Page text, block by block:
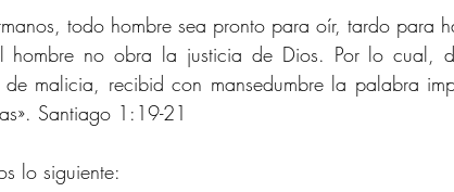
todo hombre sea pronto para oír, tardo para
hombre no obra la justicia de Dios. Por lo cual,
malicia, recibid con mansedumbre la palabra
Santiago 1:19-21
lo siguiente: